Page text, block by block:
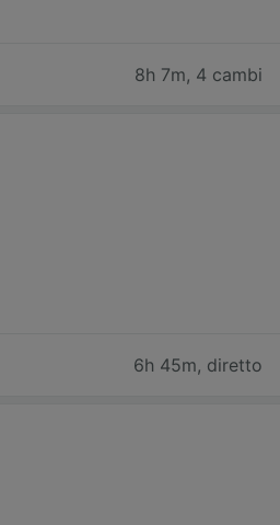
8h 7m, 4 cambi
6h 45m, diretto